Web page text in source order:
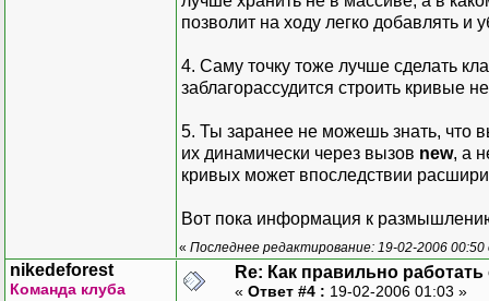
позволит на ходу легко добавлять и
4. Саму точку тоже лучше сделать
заблагорассудится строить кривые
5. Ты заранее не можешь знать, что
их динамически через вызов new, а
кривых может впоследствии
Вот пока информация к
« Последнее редактирование: 19-02-2006 00:50
nikedeforest
Команда клуба
Re: Как правильно
« Ответ #4 : 19-02-2006 01:03 »